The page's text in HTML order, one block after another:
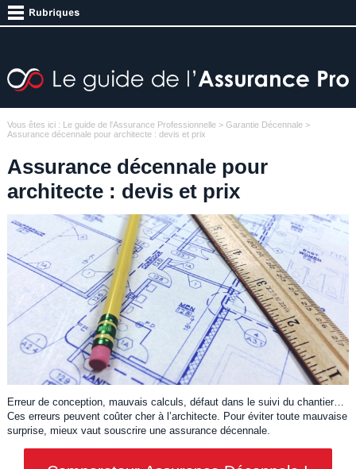
Vous êtes ici : Le guide de l'Assurance Professionnelle> Garantie Décennale>
Assurance décennale pour architecte : devis et prix
Assurance décennale pour
architecte : devis et prix
Erreur de conception, mauvais calculs, défaut dans le suivi du chantier…
Ces erreurs peuvent coûter cher à l’architecte. Pour éviter toute mauvaise
surprise, mieux vaut souscrire une assurance décennale.